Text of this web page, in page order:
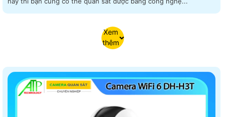
Xem
thêm